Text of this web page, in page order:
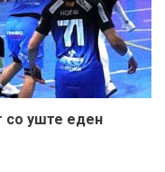
со уште еден